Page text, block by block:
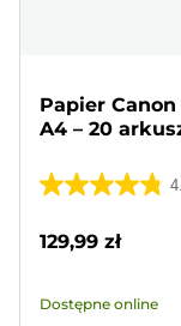
Papier
A4 – 20
4.8
5
154
129,99 zł
Dostępne online